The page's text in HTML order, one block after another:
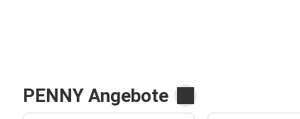
PENNY Angebote